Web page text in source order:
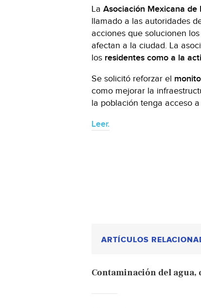
La Asociación Mexicana de
llamado a las autoridades
acciones que solucionen
afectan a la ciudad. La
los residentes como a la
Se solicitó reforzar el
como mejorar la
la población tenga acceso a
Leer.
ARTÍCULOS
Contaminación del